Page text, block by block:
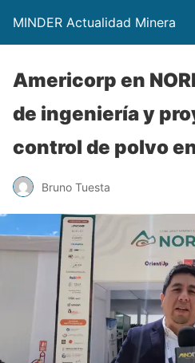
MINDER Actualidad Minera
Americorp en
de ingeniería y
control de polvo
Bruno Tuesta